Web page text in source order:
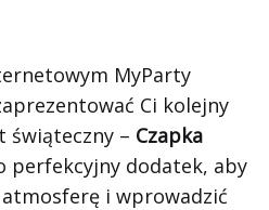
MyParty
Ci kolejny
– Czapka
perfekcyjny dodatek, aby
i wprowadzić